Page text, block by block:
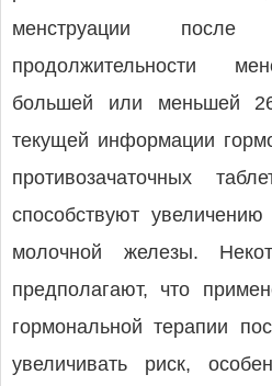
менструации
продолжительности
большей или меньшей
текущей информации
противозачаточных
способствуют
молочной железы.
предполагают, что
гормональной терапии
увеличивать риск,